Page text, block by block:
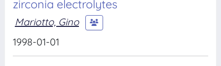
zirconia electrolytes
Mariotto, Gino
1998-01-01